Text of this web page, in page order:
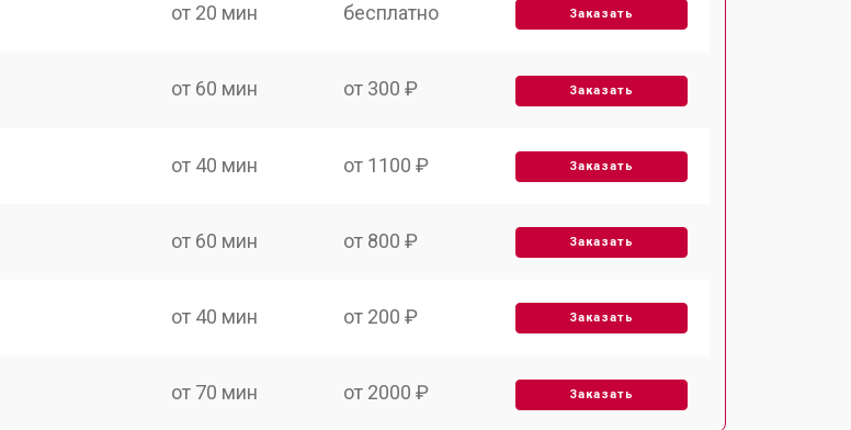
от 20 мин бесплатно Заказать
от 60 мин от 300 ₽ Заказать
от 40 мин от 1100 ₽ Заказать
от 60 мин от 800 ₽ Заказать
от 40 мин от 200 ₽ Заказать
от 70 мин от 2000 ₽ Заказать